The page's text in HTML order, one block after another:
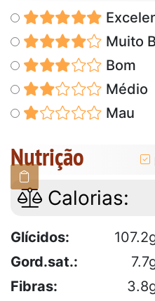
Muito
Bom
Médio
Mau
Nutrição
Calorias:
Glícidos:
Gord.sat.:
Fibras: